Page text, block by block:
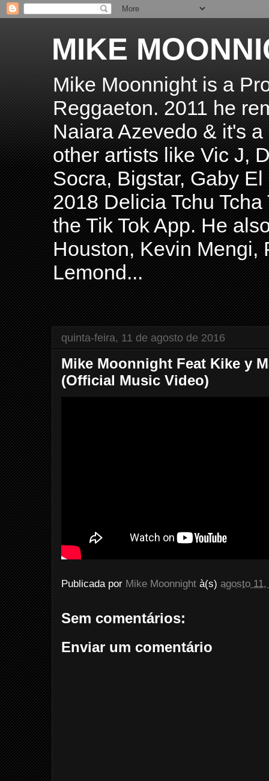
MIKE
Mike Moonnight is a
Reggaeton. 2011 he
Naiara Azevedo & it's
other artists like Vic J,
Socra, Bigstar, Gaby
2018 Delicia Tchu
the Tik Tok App. He
Houston, Kevin Mengi,
Lemond...
quinta-feira, 11 de agosto de 2016
Mike Moonnight Feat Kike y
(Official Music Video)
Publicada por Mike Moonnight à(s) agosto 11,
Sem comentários:
Enviar um comentário